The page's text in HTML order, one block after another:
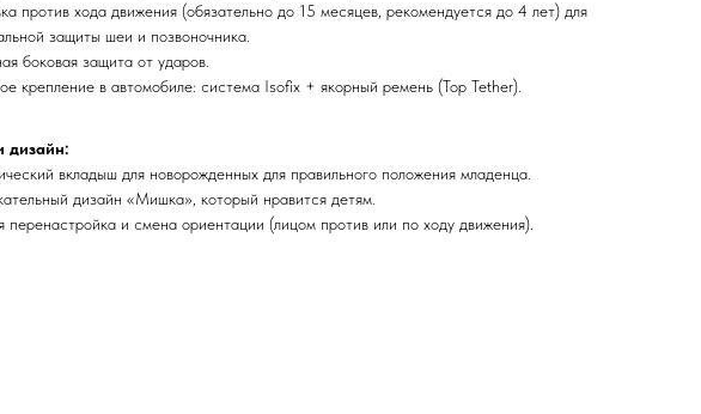
против хода движения (обязательно до 15 месяцев, рекомендуется до 4 лет) для
защиты шеи и позвоночника.
боковая защита от ударов.
крепление в автомобиле: система Isofix + якорный ремень (Top Tether).
дизайн:
вкладыш для новорожденных для правильного положения младенца.
дизайн «Мишка», который нравится детям.
перенастройка и смена ориентации (лицом против или по ходу движения).